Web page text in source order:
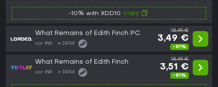
-10% with XDD10 copy
What Remains of Edith Finch PC
vor 4W DRM:
18,49 €
3,49 €
-81%
What Remains of Edith Finch
vor 4W DRM:
18,49 €
3,51 €
-81%